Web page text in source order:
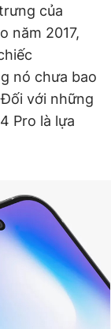
của
năm 2017,
nó chưa bao
với những
Pro là lựa